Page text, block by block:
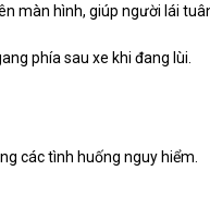
màn hình, giúp người lái
phía sau xe khi đang lùi.
các tình huống nguy hiểm.